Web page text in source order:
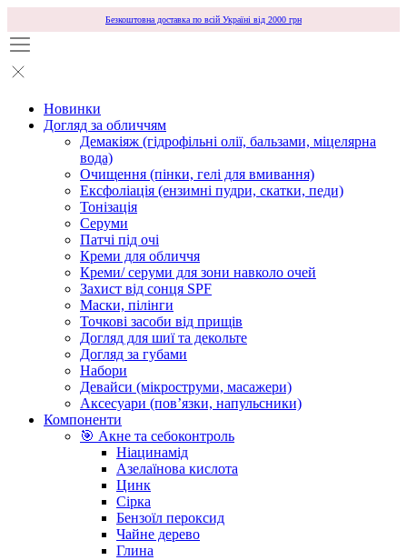
Безкоштовна доставка по всій Україні від 2000 грн
Новинки
Догляд за обличчям
Демакіяж (гідрофільні олії, бальзами, міцелярна
вода)
Очищення (пінки, гелі для вмивання)
Ексфоліація (ензимні пудри, скатки, педи)
Тонізація
Серуми
Патчі під очі
Креми для обличчя
Креми/ серуми для зони навколо очей
Захист від сонця SPF
Маски, пілінги
Точкові засоби від прищів
Догляд для шиї та декольте
Догляд за губами
Набори
Девайси (мікроструми, масажери)
Аксесуари (повʼязки, напульсники)
Компоненти
🎯 Акне та себоконтроль
Ніацинамід
Азелаїнова кислота
Цинк
Сірка
Бензоїл пероксид
Чайне дерево
Глина